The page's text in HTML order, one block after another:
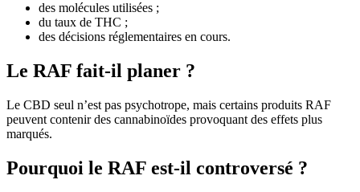
des molécules utilisées ;
du taux de THC ;
des décisions réglementaires en cours.
Le RAF fait-il planer ?
Le CBD seul n’est pas psychotrope, mais certains produits RAF
peuvent contenir des cannabinoïdes provoquant des effets plus
marqués.
Pourquoi le RAF est-il controversé ?